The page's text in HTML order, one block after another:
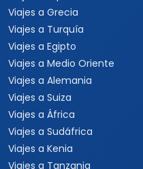
Viajes a Grecia
Viajes a Turquía
Viajes a Egipto
Viajes a Medio Oriente
Viajes a Alemania
Viajes a Suiza
Viajes a África
Viajes a Sudáfrica
Viajes a Kenia
Viajes a Tanzania